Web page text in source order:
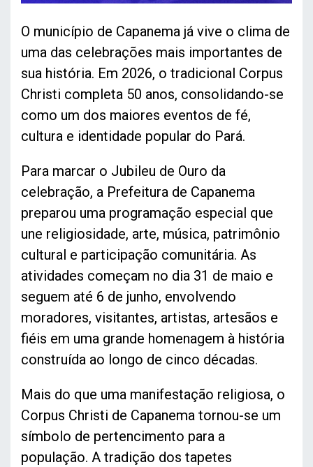
O município de Capanema já vive o clima de
uma das celebrações mais importantes de
sua história. Em 2026, o tradicional Corpus
Christi completa 50 anos, consolidando-se
como um dos maiores eventos de fé,
cultura e identidade popular do Pará.
Para marcar o Jubileu de Ouro da
celebração, a Prefeitura de Capanema
preparou uma programação especial que
une religiosidade, arte, música, patrimônio
cultural e participação comunitária. As
atividades começam no dia 31 de maio e
seguem até 6 de junho, envolvendo
moradores, visitantes, artistas, artesãos e
fiéis em uma grande homenagem à história
construída ao longo de cinco décadas.
Mais do que uma manifestação religiosa, o
Corpus Christi de Capanema tornou-se um
símbolo de pertencimento para a
população. A tradição dos tapetes